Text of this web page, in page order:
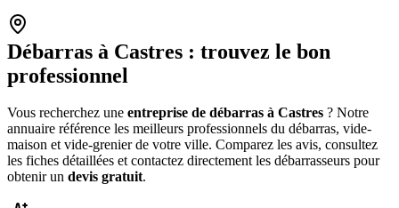
Débarras à Castres : trouvez le bon
professionnel
Vous recherchez une entreprise de débarras à Castres ? Notre
annuaire référence les meilleurs professionnels du débarras, vide-
maison et vide-grenier de votre ville. Comparez les avis, consultez
les fiches détaillées et contactez directement les débarrasseurs pour
obtenir un devis gratuit.